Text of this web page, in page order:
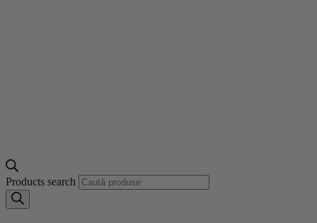
Products search